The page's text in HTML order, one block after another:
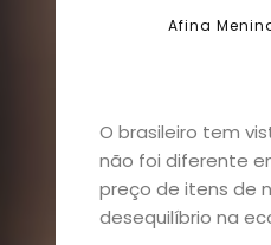
Afina
O brasileiro tem
não foi diferente
preço de itens de
desequilíbrio na